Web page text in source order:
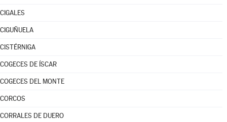
CIGALES
CIGUÑUELA
CISTÉRNIGA
COGECES DE ÍSCAR
COGECES DEL MONTE
CORCOS
CORRALES DE DUERO